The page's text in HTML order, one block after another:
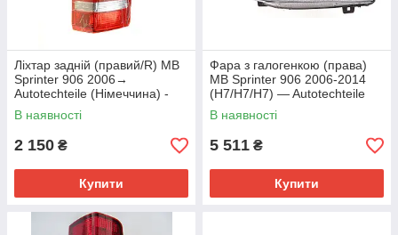
Ліхтар задній (правий/R) MB
Sprinter 906 2006→
Autotechteile (Німеччина) -
100 8223
В наявності
2 150 ₴
Купити
Фара з галогенкою (права)
MB Sprinter 906 2006-2014
(H7/H7/H7) — Autotechteile
(Німеччина) — 100 8294
В наявності
5 511 ₴
Купити